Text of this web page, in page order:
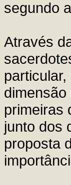
segundo
Através
primeiras
junto dos
proposta